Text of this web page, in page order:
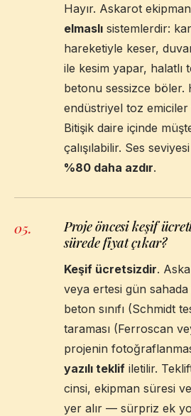
Hayır. Askarot
elmaslı sistemlerdir:
hareketiyle keser,
ile kesim yapar, halatlı
betonu sessizce böler.
endüstriyel toz
Bitişik daire içinde
çalışılabilir. Ses seviyesi
%80 daha azdır.
05.
Proje öncesi keşif
sürede fiyat çıkar?
Keşif ücretsizdir.
veya ertesi gün
beton sınıfı (Schmidt
taraması (Ferroscan
projenin
yazılı teklif iletilir.
cinsi, ekipman süresi
yer alır — sürpriz ek